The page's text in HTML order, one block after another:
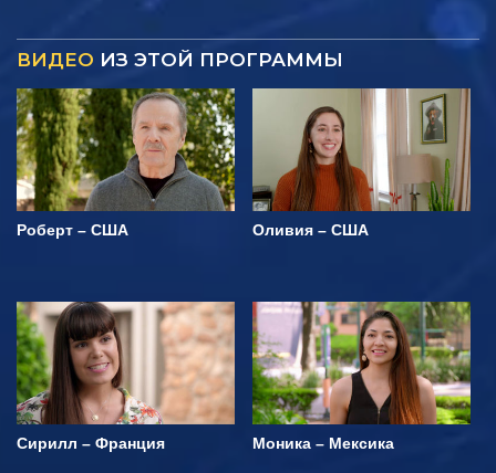
ВИДЕО ИЗ ЭТОЙ ПРОГРАММЫ
Роберт – США Оливия – США
Сирилл – Франция Моника – Мексика